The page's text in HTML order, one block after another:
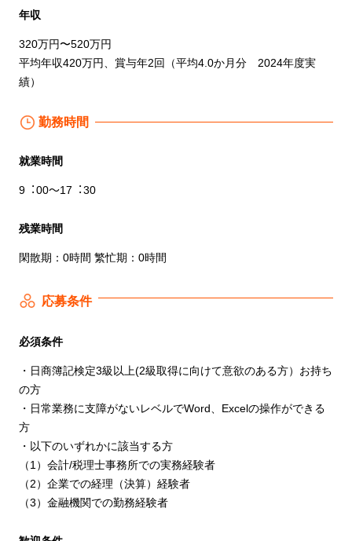
年収
320万円〜520万円
平均年収420万円、賞与年2回（平均4.0か月分 2024年度実
績）
勤務時間
就業時間
9︓00～17︓30
残業時間
閑散期：0時間 繁忙期：0時間
応募条件
必須条件
・⽇商簿記検定3級以上(2級取得に向けて意欲のある⽅）お持ち
の⽅
・⽇常業務に⽀障がないレベルでWord、Excelの操作ができる
⽅
・以下のいずれかに該当する方
（1）会計/税理⼠事務所での実務経験者
（2）企業での経理（決算）経験者
（3）⾦融機関での勤務経験者